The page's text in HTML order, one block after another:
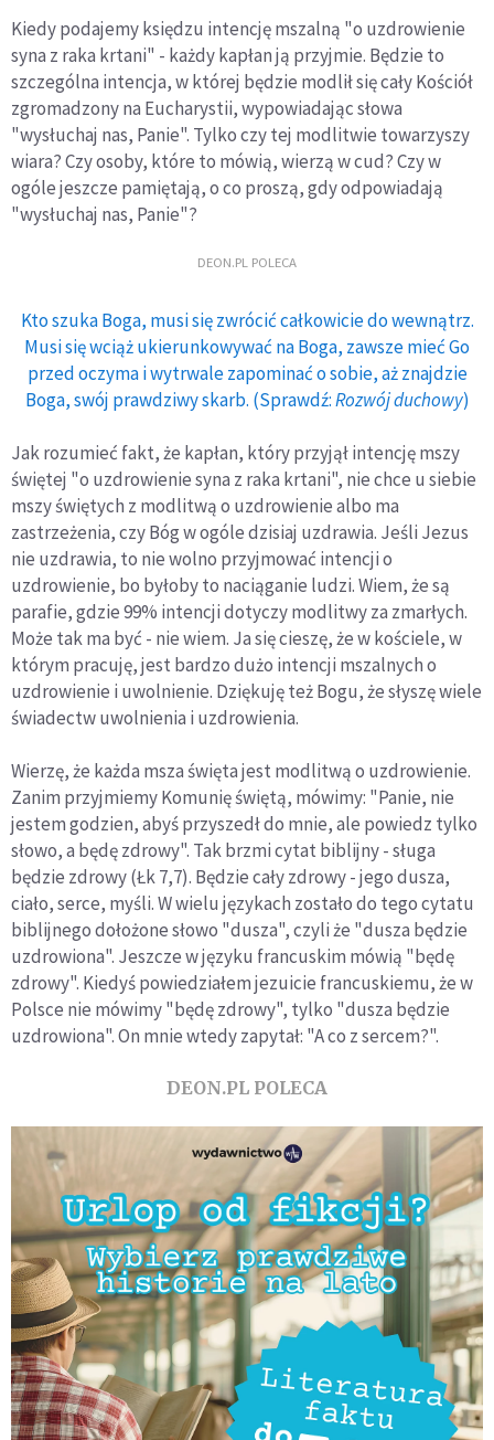
Kiedy podajemy księdzu intencję mszalną "o uzdrowienie
syna z raka krtani" - każdy kapłan ją przyjmie. Będzie to
szczególna intencja, w której będzie modlił się cały Kościół
zgromadzony na Eucharystii, wypowiadając słowa
"wysłuchaj nas, Panie". Tylko czy tej modlitwie towarzyszy
wiara? Czy osoby, które to mówią, wierzą w cud? Czy w
ogóle jeszcze pamiętają, o co proszą, gdy odpowiadają
"wysłuchaj nas, Panie"?
DEON.PL POLECA
Kto szuka Boga, musi się zwrócić całkowicie do wewnątrz.
Musi się wciąż ukierunkowywać na Boga, zawsze mieć Go
przed oczyma i wytrwale zapominać o sobie, aż znajdzie
Boga, swój prawdziwy skarb. (Sprawdź:Rozwój duchowy)
Jak rozumieć fakt, że kapłan, który przyjął intencję mszy
świętej "o uzdrowienie syna z raka krtani", nie chce u siebie
mszy świętych z modlitwą o uzdrowienie albo ma
zastrzeżenia, czy Bóg w ogóle dzisiaj uzdrawia. Jeśli Jezus
nie uzdrawia, to nie wolno przyjmować intencji o
uzdrowienie, bo byłoby to naciąganie ludzi. Wiem, że są
parafie, gdzie 99% intencji dotyczy modlitwy za zmarłych.
Może tak ma być - nie wiem. Ja się cieszę, że w kościele, w
którym pracuję, jest bardzo dużo intencji mszalnych o
uzdrowienie i uwolnienie. Dziękuję też Bogu, że słyszę wiele
świadectw uwolnienia i uzdrowienia.
Wierzę, że każda msza święta jest modlitwą o uzdrowienie.
Zanim przyjmiemy Komunię świętą, mówimy: "Panie, nie
jestem godzien, abyś przyszedł do mnie, ale powiedz tylko
słowo, a będę zdrowy". Tak brzmi cytat biblijny - sługa
będzie zdrowy (Łk 7,7). Będzie cały zdrowy - jego dusza,
ciało, serce, myśli. W wielu językach zostało do tego cytatu
biblijnego dołożone słowo "dusza", czyli że "dusza będzie
uzdrowiona". Jeszcze w języku francuskim mówią "będę
zdrowy". Kiedyś powiedziałem jezuicie francuskiemu, że w
Polsce nie mówimy "będę zdrowy", tylko "dusza będzie
uzdrowiona". On mnie wtedy zapytał: "A co z sercem?".
DEON.PL POLECA